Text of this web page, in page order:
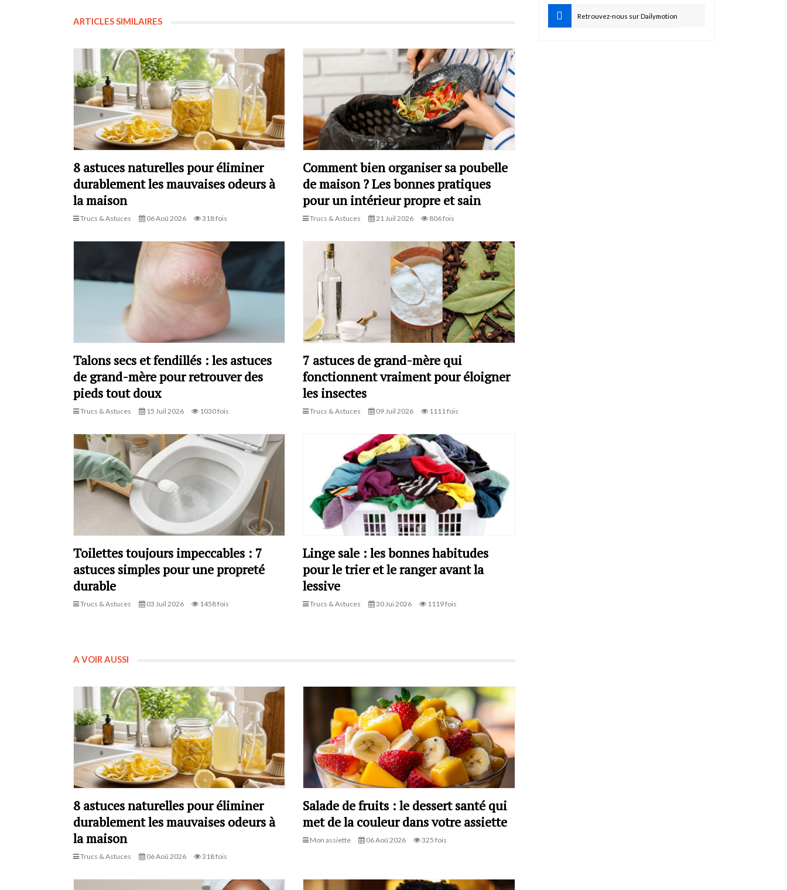
ARTICLES SIMILAIRES
8 astuces naturelles pour éliminer
durablement les mauvaises odeurs à
la maison
Trucs & Astuces 06 Aoû 2026 318 fois
Comment bien organiser sa poubelle
de maison ? Les bonnes pratiques
pour un intérieur propre et sain
Trucs & Astuces 21 Juil 2026 806 fois
Talons secs et fendillés : les astuces
de grand-mère pour retrouver des
pieds tout doux
Trucs & Astuces 15 Juil 2026 1030 fois
7 astuces de grand-mère qui
fonctionnent vraiment pour éloigner
les insectes
Trucs & Astuces 09 Juil 2026 1111 fois
Toilettes toujours impeccables : 7
astuces simples pour une propreté
durable
Trucs & Astuces 03 Juil 2026 1458 fois
Linge sale : les bonnes habitudes
pour le trier et le ranger avant la
lessive
Trucs & Astuces 30 Jui 2026 1119 fois
A VOIR AUSSI
8 astuces naturelles pour éliminer
durablement les mauvaises odeurs à
la maison
Trucs & Astuces 06 Aoû 2026 318 fois
Salade de fruits : le dessert santé qui
met de la couleur dans votre assiette
Mon assiette 06 Aoû 2026 325 fois
Retrouvez-nous sur Dailymotion